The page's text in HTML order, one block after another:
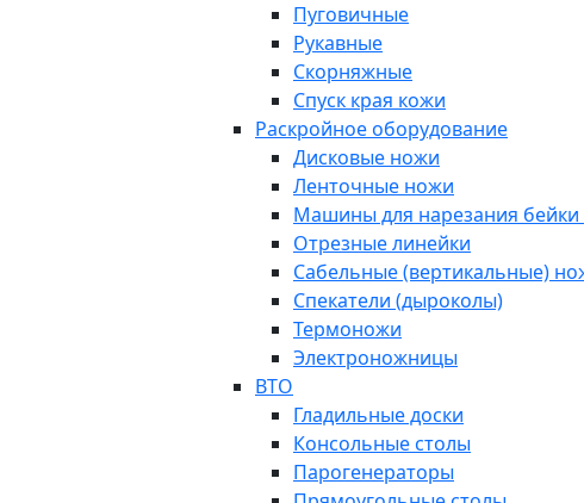
Пуговичные
Рукавные
Скорняжные
Спуск края кожи
Раскройное оборудование
Дисковые ножи
Ленточные ножи
Машины для нарезания бейки
Отрезные линейки
Сабельные (вертикальные)
Спекатели (дыроколы)
Термоножи
Электроножницы
ВТО
Гладильные доски
Консольные столы
Парогенераторы